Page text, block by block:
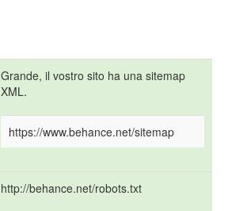
Grande, il vostro sito ha una sitemap
XML.
https://www.behance.net/sitemap
http://behance.net/robots.txt